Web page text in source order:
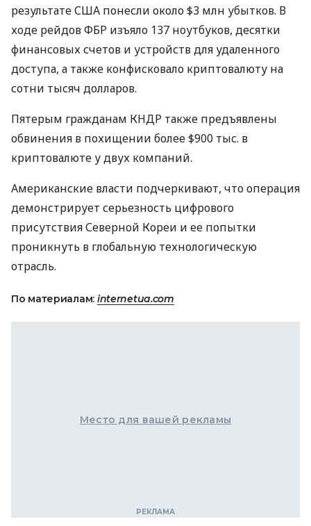
результате США понесли около $3 млн убытков. В
ходе рейдов ФБР изъяло 137 ноутбуков, десятки
финансовых счетов и устройств для удаленного
доступа, а также конфисковало криптовалюту на
сотни тысяч долларов.
Пятерым гражданам КНДР также предъявлены
обвинения в похищении более $900 тыс. в
криптовалюте у двух компаний.
Американские власти подчеркивают, что операция
демонстрирует серьезность цифрового
присутствия Северной Кореи и ее попытки
проникнуть в глобальную технологическую
отрасль.
По материалам: internetua.com
Место для вашей рекламы